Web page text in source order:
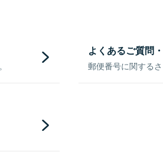
よくあるご質問
郵便番号に関する